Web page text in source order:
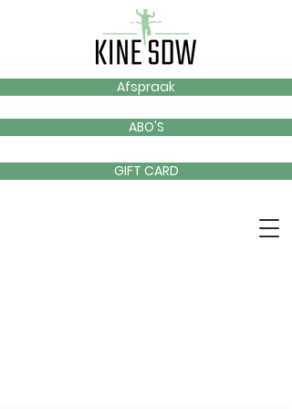
Afspraak
GIFT CARD
ABO'S